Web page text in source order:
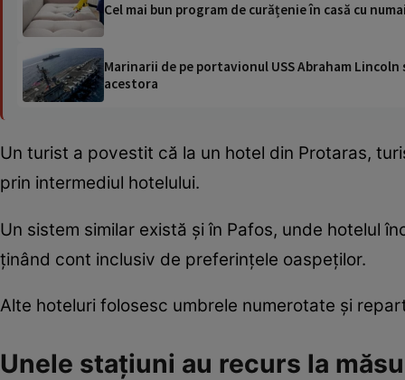
Cel mai bun program de curățenie în casă cu
Marinarii de pe portavionul USS Abraham
acestora
Un turist a povestit că la un hotel din Protaras,
prin intermediul hotelului.
Un sistem similar există și în Pafos, unde hotelul
ținând cont inclusiv de preferințele oaspeților.
Alte hoteluri folosesc umbrele numerotate și
Unele stațiuni au recurs la